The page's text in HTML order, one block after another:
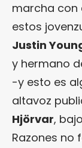
marcha con
estos
Justin
y hermano
-y esto es
altavoz
Hjörvar,
Razones no